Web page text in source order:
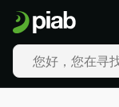
产
品
及
解
决